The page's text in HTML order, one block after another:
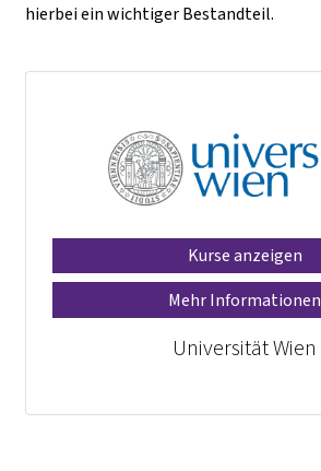
hierbei ein wichtiger Bestandteil.
Kurse anzeigen
Mehr Informationen
Universität Wien